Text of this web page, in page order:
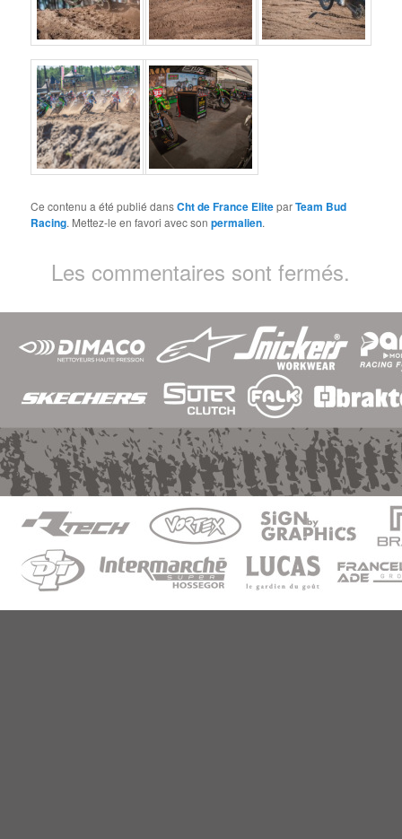
Ce contenu a été publié dansCht de France EliteparTeam Bud
Racing. Mettez-le en favori avec sonpermalien.
Les commentaires sont fermés.